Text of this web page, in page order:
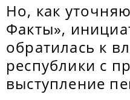
Но, как
Факты»,
обратилась к
республики с
выступление